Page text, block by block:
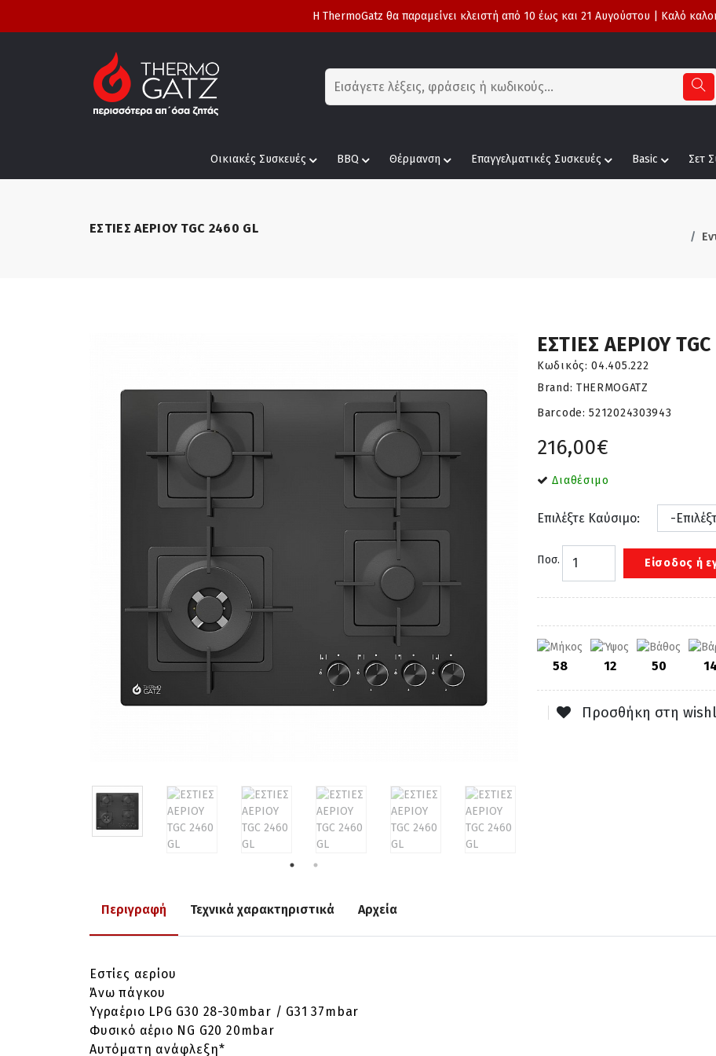
Η ThermoGatz θα παραμείνει κλειστή από 10 έως και 21 Αυγούστου | Καλό
Οικιακές Συσκευές BBQ Θέρμανση Επαγγελματικές Συσκευές Basic Σετ
ΕΣΤΙΕΣ ΑΕΡΙΟΥ TGC 2460 GL
ΕΣΤΙΕΣ ΑΕΡΙΟΥ
Κωδικός:04.405.222
Brand: THERMOGATZ
Barcode:5212024303943
216,00€
Διαθέσιμο
Επιλέξτε Καύσιμο:
Ποσ. Είσοδος ή
58 12 50 14
Προσθήκη στη
Περιγραφή Τεχνικά χαρακτηριστικά Αρχεία
Εστίες αερίου
Άνω πάγκου
Υγραέριο LPG G30 28-30mbar / G31 37mbar
Φυσικό αέριο NG G20 20mbar
Αυτόματη ανάφλεξη*